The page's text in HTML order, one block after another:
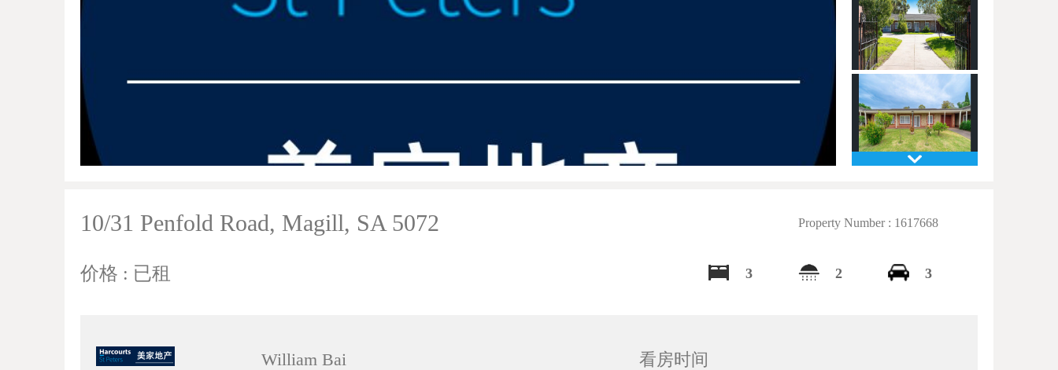
10/31 Penfold Road, Magill, SA 5072 Property Number : 1617668
价格 : 已租 3 2 3
William Bai 看房时间